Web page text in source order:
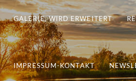
GALERIE, WIRD ERWEITERT
IMPRESSUM-KONTAKT